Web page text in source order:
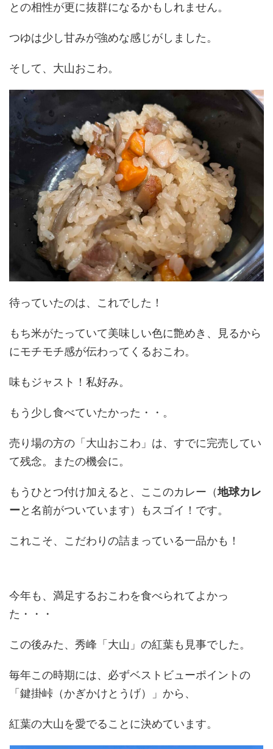
との相性が更に抜群になるかもしれません。
つゆは少し甘みが強めな感じがしました。
そして、大山おこわ。
待っていたのは、これでした！
もち米がたっていて美味しい色に艶めき、見るから
にモチモチ感が伝わってくるおこわ。
味もジャスト！私好み。
もう少し食べていたかった・・。
売り場の方の「大山おこわ」は、すでに完売してい
て残念。またの機会に。
もうひとつ付け加えると、ここのカレー（地球カレ
ーと名前がついています）もスゴイ！です。
これこそ、こだわりの詰まっている一品かも！
今年も、満足するおこわを食べられてよかっ
た・・・
この後みた、秀峰「大山」の紅葉も見事でした。
毎年この時期には、必ずベストビューポイントの
「鍵掛峠（かぎかけとうげ）」から、
紅葉の大山を愛でることに決めています。